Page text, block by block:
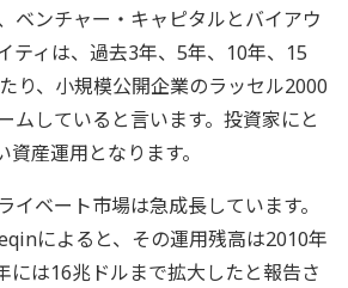
ベンチャー・キャピタルとバイアウ
ティは、過去3年、5年、10年、15
り、小規模公開企業のラッセル2000
ムしていると言います。投資家にと
産運用となります。
イベート市場は急成長しています。
によると、その運用残高は2010年
には16兆ドルまで拡大したと報告さ